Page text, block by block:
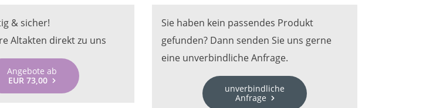
& sicher!
Altakten direkt zu uns
Angebote ab
EUR 73,00
Sie haben kein passendes Produkt
gefunden? Dann senden Sie uns gerne
eine unverbindliche Anfrage.
unverbindliche
Anfrage